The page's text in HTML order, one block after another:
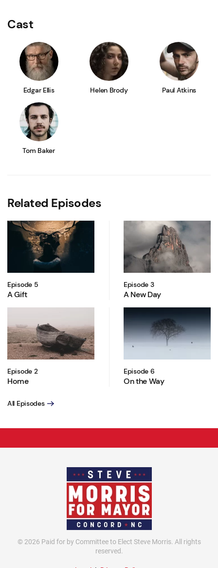
Cast
Edgar Ellis Helen Brody Paul Atkins
Tom Baker
Related Episodes
Episode 5
A Gift
Episode 3
A New Day
Episode 2
Home
Episode 6
On the Way
All Episodes
© 2026 Paid for by Committee to Elect Steve Morris. All rights
reserved.